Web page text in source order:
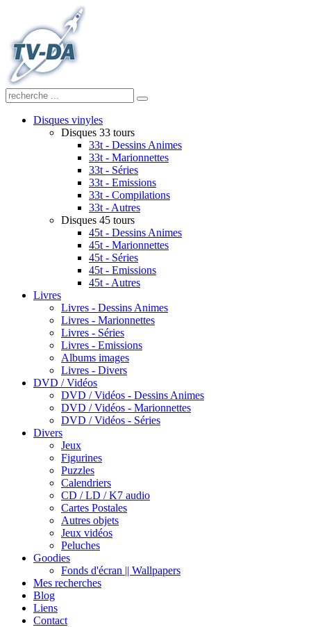
Disques vinyles
Disques 33 tours
33t - Dessins Animes
33t - Marionnettes
33t - Séries
33t - Emissions
33t - Compilations
33t - Autres
Disques 45 tours
45t - Dessins Animes
45t - Marionnettes
45t - Séries
45t - Emissions
45t - Autres
Livres
Livres - Dessins Animes
Livres - Marionnettes
Livres - Séries
Livres - Emissions
Albums images
Livres - Divers
DVD / Vidéos
DVD / Vidéos - Dessins Animes
DVD / Vidéos - Marionnettes
DVD / Vidéos - Séries
Divers
Jeux
Figurines
Puzzles
Calendriers
CD / LD / K7 audio
Cartes Postales
Autres objets
Jeux vidéos
Peluches
Goodies
Fonds d'écran || Wallpapers
Mes recherches
Blog
Liens
Contact